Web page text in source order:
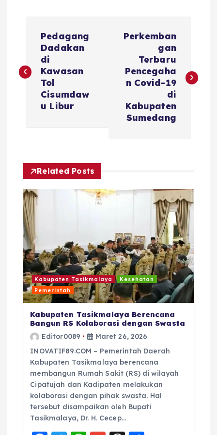
v
s
p
o
s
Pedagang
Dadakan
di
Kawasan
Tol
Cisumdaw
u Libur
Perkemban
gan
Terbaru
Pencegaha
n Covid-19
di
Kabupaten
Sumedang
Related Posts
Kabupaten Tasikmalaya
Kesehatan
Pemerintah
Kabupaten Tasikmalaya Berencana
Bangun RS Kolaborasi dengan Swasta
Editor0089
Maret 26, 2026
INOVATIF89.COM – Pemerintah Daerah
Kabupaten Tasikmalaya berencana
membangun Rumah Sakit (RS) di wilayah
Cipatujah dan Kadipaten melakukan
kolaborasi dengan pihak swasta. Hal
tersebut disampaikan oleh Bupati
Tasikmalaya, Dr. H. Cecep…